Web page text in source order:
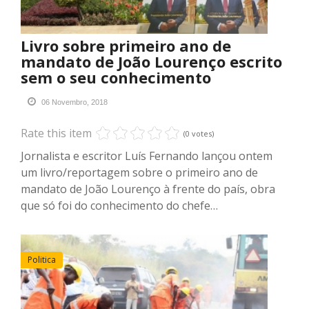
Livro sobre primeiro ano de
mandato de João Lourenço escrito
sem o seu conhecimento
06 Novembro, 2018
Rate this item (0 votes)
Jornalista e escritor Luís Fernando lançou ontem
um livro/reportagem sobre o primeiro ano de
mandato de João Lourenço à frente do país, obra
que só foi do conhecimento do chefe…
Politica